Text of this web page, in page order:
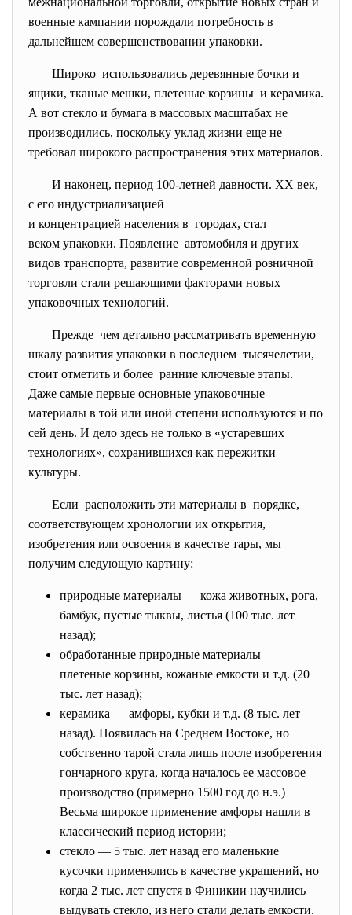
военные кампании порождали потребность в
дальнейшем совершенствовании упаковки.
Широко использовались деревянные бочки и
ящики, тканые мешки, плетеные корзины и керамика.
А вот стекло и бумага в массовых масштабах не
производились, поскольку уклад жизни еще не
требовал широкого распространения этих материалов.
И наконец, период 100-летней давности. ХХ век,
с его индустриализацией
и концентрацией населения в городах, стал
веком упаковки. Появление автомобиля и других
видов транспорта, развитие современной розничной
торговли стали решающими факторами новых
упаковочных технологий.
Прежде чем детально рассматривать временную
шкалу развития упаковки в последнем тысячелетии,
стоит отметить и более ранние ключевые этапы.
Даже самые первые основные упаковочные
материалы в той или иной степени используются и по
сей день. И дело здесь не только в «устаревших
технологиях», сохранившихся как пережитки
культуры.
Если расположить эти материалы в порядке,
соответствующем хронологии их открытия,
изобретения или освоения в качестве тары, мы
получим следующую картину:
природные материалы — кожа животных, рога,
бамбук, пустые тыквы, листья (100 тыс. лет
назад);
обработанные природные материалы —
плетеные корзины, кожаные емкости и т.д. (20
тыс. лет назад);
керамика — амфоры, кубки и т.д. (8 тыс. лет
назад). Появилась на Среднем Востоке, но
собственно тарой стала лишь после изобретения
гончарного круга, когда началось ее массовое
производство (примерно 1500 год до н.э.)
Весьма широкое применение амфоры нашли в
классический период истории;
стекло — 5 тыс. лет назад его маленькие
кусочки применялись в качестве украшений, но
когда 2 тыс. лет спустя в Финикии научились
выдувать стекло, из него стали делать емкости.